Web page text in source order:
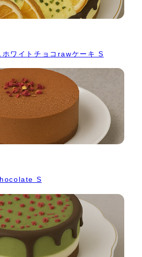
ワイトチョコrawケーキ S
S